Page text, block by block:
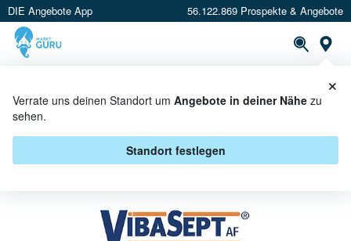
DIE Angebote App 56.122.869 Prospekte & Angebote
Verrate uns deinen Standort um Angebote in deiner Nähe zu
sehen.
Standort festlegen
×
VIBASEPT ANGEBOTE &